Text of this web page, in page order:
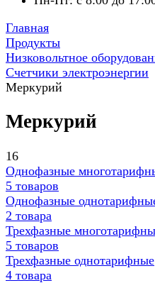
Главная
Продукты
Низковольтное
Счетчики электроэнергии
Меркурий
Меркурий
16
Однофазные
5 товаров
Однофазные
2 товара
Трехфазные
5 товаров
Трехфазные однотарифные
4 товара